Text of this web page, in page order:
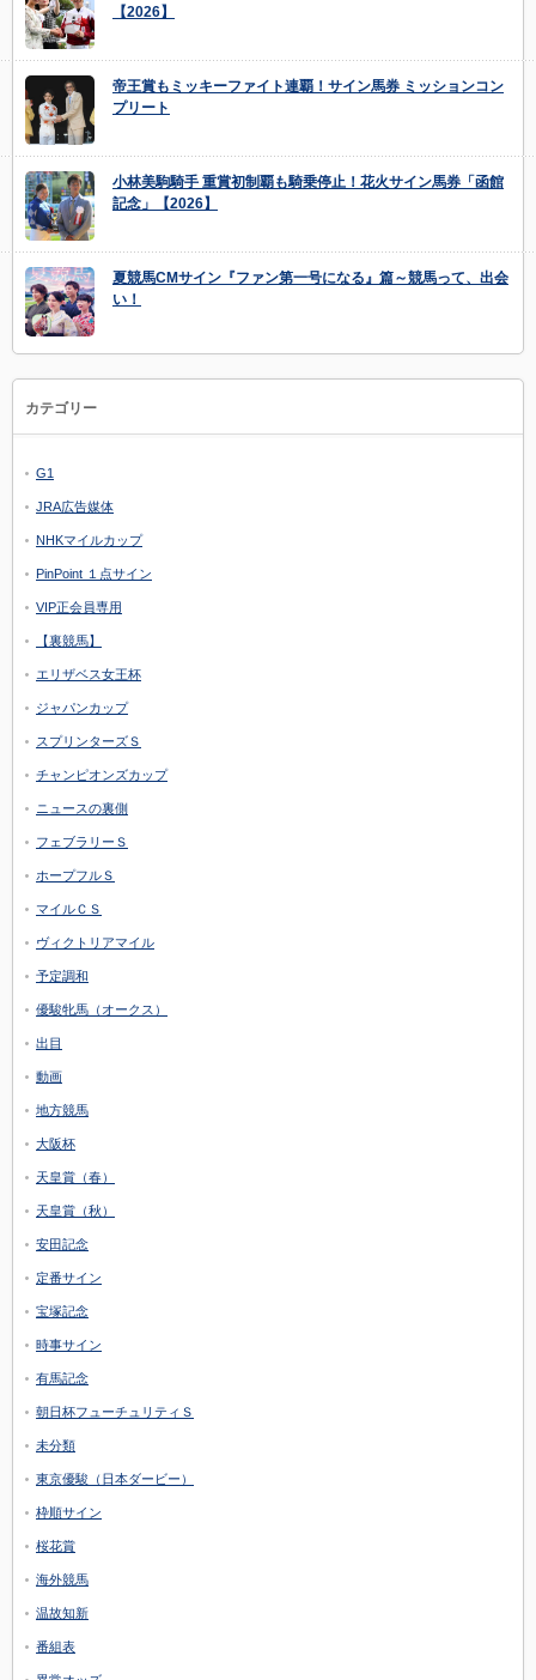
【2026】
帝王賞もミッキーファイト連覇！サイン馬券 ミッションコン
プリート
小林美駒騎手 重賞初制覇も騎乗停止！花火サイン馬券「函館
記念」【2026】
夏競馬CMサイン『ファン第一号になる』篇～競馬って、出会
い！
カテゴリー
G1
JRA広告媒体
NHKマイルカップ
PinPoint １点サイン
VIP正会員専用
【裏競馬】
エリザベス女王杯
ジャパンカップ
スプリンターズＳ
チャンピオンズカップ
ニュースの裏側
フェブラリーＳ
ホープフルＳ
マイルＣＳ
ヴィクトリアマイル
予定調和
優駿牝馬（オークス）
出目
動画
地方競馬
大阪杯
天皇賞（春）
天皇賞（秋）
安田記念
定番サイン
宝塚記念
時事サイン
有馬記念
朝日杯フューチュリティＳ
未分類
東京優駿（日本ダービー）
枠順サイン
桜花賞
海外競馬
温故知新
番組表